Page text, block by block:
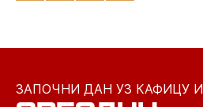
ЗАПОЧНИ ДАН УЗ КАФИЦУ И